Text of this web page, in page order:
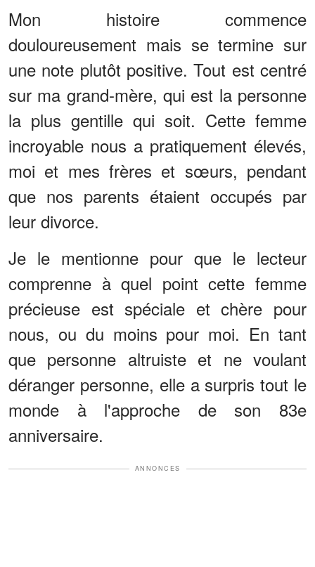
Mon histoire commence
douloureusement mais se termine sur
une note plutôt positive. Tout est centré
sur ma grand-mère, qui est la personne
la plus gentille qui soit. Cette femme
incroyable nous a pratiquement élevés,
moi et mes frères et sœurs, pendant
que nos parents étaient occupés par
leur divorce.
Je le mentionne pour que le lecteur
comprenne à quel point cette femme
précieuse est spéciale et chère pour
nous, ou du moins pour moi. En tant
que personne altruiste et ne voulant
déranger personne, elle a surpris tout le
monde à l'approche de son 83e
anniversaire.
ANNONCES